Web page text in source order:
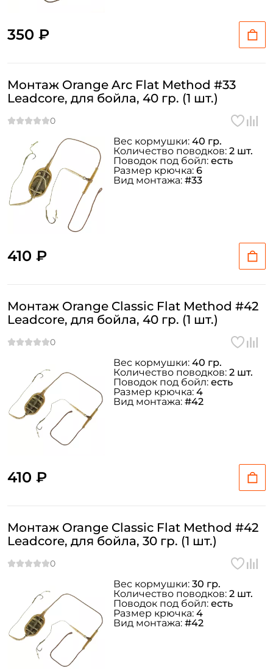
350 ₽
Монтаж Orange Arc Flat Method #33
Leadcore, для бойла, 40 гр. (1 шт.)
410 ₽
Вес кормушки: 40 гр.
Количество поводков: 2 шт.
Поводок под бойл: есть
Размер крючка: 6
Вид монтажа: #33
Монтаж Orange Classic Flat Method #42
Leadcore, для бойла, 40 гр. (1 шт.)
410 ₽
Вес кормушки: 40 гр.
Количество поводков: 2 шт.
Поводок под бойл: есть
Размер крючка: 4
Вид монтажа: #42
Монтаж Orange Classic Flat Method #42
Leadcore, для бойла, 30 гр. (1 шт.)
Вес кормушки: 30 гр.
Количество поводков: 2 шт.
Поводок под бойл: есть
Размер крючка: 4
Вид монтажа: #42